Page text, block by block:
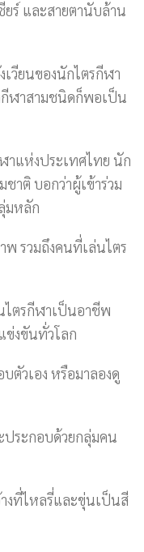
ยร์ และสายตานับล้าน
วียนของนักไตรกีฬา
ฬาสามชนิดก็พอเป็น
าแห่งประเทศไทย นัก
าติ บอกว่าผู้เข้าร่วม
มหลัก
รวมถึงคนที่เล่นไตร
ไตรกีฬาเป็นอาชีพ
ข่งขันทั่วโลก
ตัวเอง หรือมาลองดู
ระกอบด้วยกลุ่มคน
งที่ไหลรี่และขุ่นเป็นสี